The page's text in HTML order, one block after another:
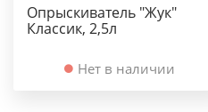
Опрыскиватель "Жук"
Классик, 2,5л
Нет в наличии